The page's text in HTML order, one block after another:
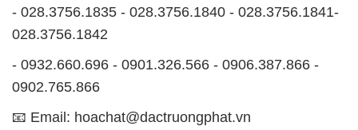
- 028.3756.1835 - 028.3756.1840 - 028.3756.1841-
028.3756.1842
- 0932.660.696 - 0901.326.566 - 0906.387.866 -
0902.765.866
📧 Email: hoachat@dactruongphat.vn